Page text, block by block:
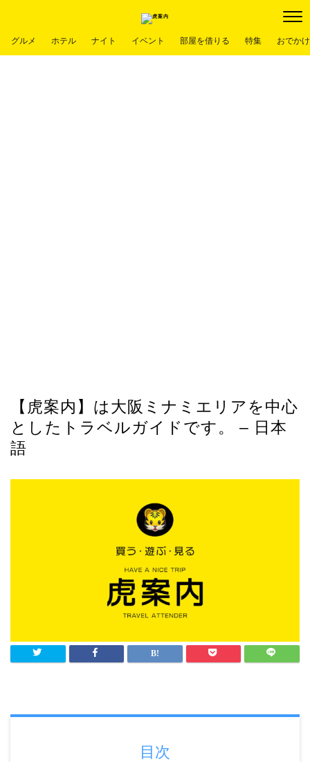
グルメ ホテル ナイト イベント 部屋を借りる 特集 おでか
【虎案内】は大阪ミナミエリアを中心
としたトラベルガイドです。 – 日本
語
目次